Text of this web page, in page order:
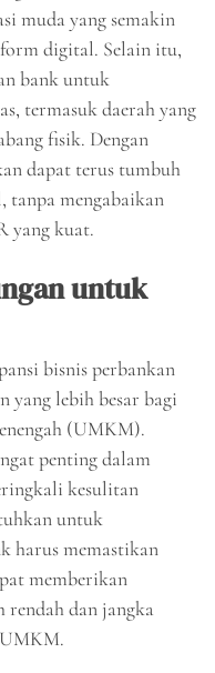
muda yang semakin
digital. Selain itu,
bank untuk
termasuk daerah yang
fisik. Dengan
dapat terus tumbuh
tanpa mengabaikan
yang kuat.
untuk
bisnis perbankan
yang lebih besar bagi
(UMKM).
penting dalam
kesulitan
untuk
harus memastikan
memberikan
rendah dan jangka